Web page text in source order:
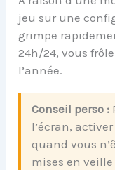
jeu sur une
grimpe
24h/24, vous
l’année.
Conseil perso :
l’écran,
quand vous
mises en